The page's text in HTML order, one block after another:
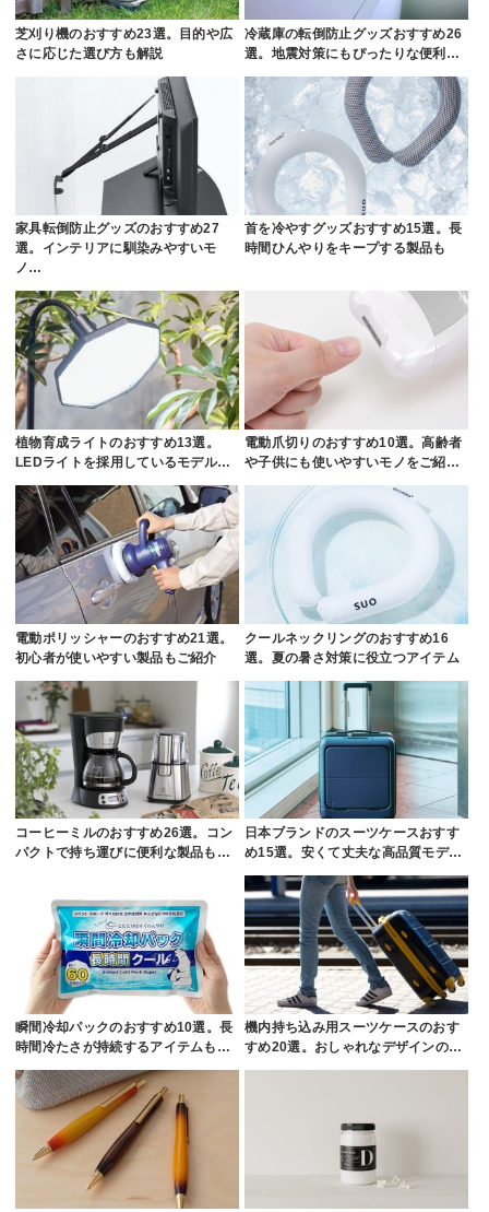
芝刈り機のおすすめ23選。目的や広
さに応じた選び方も解説
冷蔵庫の転倒防止グッズおすすめ26
選。地震対策にもぴったりな便利…
家具転倒防止グッズのおすすめ27
選。インテリアに馴染みやすいモ
ノ…
首を冷やすグッズおすすめ15選。長
時間ひんやりをキープする製品も
植物育成ライトのおすすめ13選。
LEDライトを採用しているモデル…
電動爪切りのおすすめ10選。高齢者
や子供にも使いやすいモノをご紹…
電動ポリッシャーのおすすめ21選。
初心者が使いやすい製品もご紹介
クールネックリングのおすすめ16
選。夏の暑さ対策に役立つアイテム
コーヒーミルのおすすめ26選。コン
パクトで持ち運びに便利な製品も…
日本ブランドのスーツケースおすす
め15選。安くて丈夫な高品質モデ…
瞬間冷却パックのおすすめ10選。長
時間冷たさが持続するアイテムも…
機内持ち込み用スーツケースのおす
すめ20選。おしゃれなデザインの…